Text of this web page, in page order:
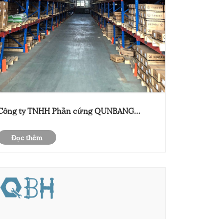
ty TNHH Phần cứng QUNBANG
Đọc thêm